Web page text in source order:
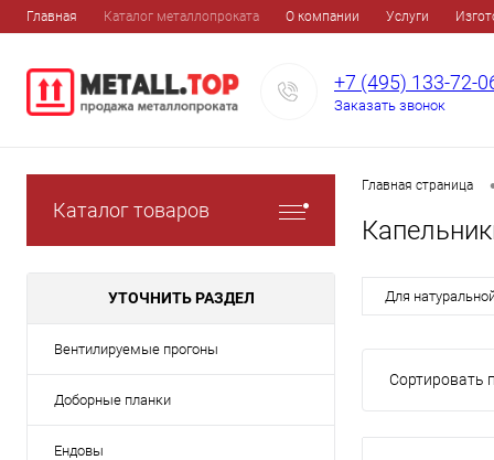
Главная Каталог металлопроката О компании Услуги
+7 (495) 133-72-
Заказать звонок
Каталог товаров
УТОЧНИТЬ РАЗДЕЛ
Вентилируемые прогоны
Доборные планки
Ендовы
Главная страница
Для
Сортировать